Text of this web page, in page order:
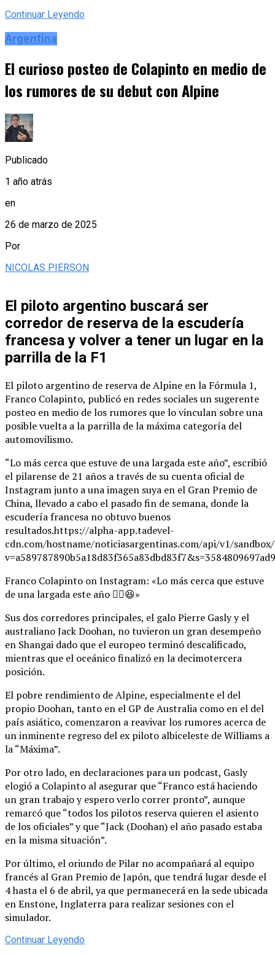
Continuar Leyendo
Argentina
El curioso posteo de Colapinto en medio de
los rumores de su debut con Alpine
Publicado
1 año atrás
en
26 de marzo de 2025
Por
NICOLAS PIERSON
El piloto argentino buscará ser
corredor de reserva de la escudería
francesa y volver a tener un lugar en la
parrilla de la F1
El piloto argentino de reserva de Alpine en la Fórmula 1,
Franco Colapinto, publicó en redes sociales un sugerente
posteo en medio de los rumores que lo vinculan sobre una
posible vuelta a la parrilla de la máxima categoría del
automovilismo.
“Lo más cerca que estuve de una largada este año”, escribió
el pilarense de 21 años a través de su cuenta oficial de
Instagram junto a una imagen suya en el Gran Premio de
China, llevado a cabo el pasado fin de semana, donde la
escudería francesa no obtuvo buenos
resultados.https://alpha-app.tadevel-
cdn.com/hostname/noticiasargentinas.com/api/v1/sandbox/
Franco Colapinto on Instagram: «Lo más cerca que estuve
de una largada este año ✌🏼😆»
Sus dos corredores principales, el galo Pierre Gasly y el
australiano Jack Doohan, no tuvieron un gran desempeño
en Shangai dado que el europeo terminó descalificado,
mientras que el oceánico finalizó en la decimotercera
posición.
El pobre rendimiento de Alpine, especialmente el del
propio Doohan, tanto en el GP de Australia como en el del
país asiático, comenzaron a reavivar los rumores acerca de
un inminente regreso del ex piloto albiceleste de Williams a
la “Máxima”.
Por otro lado, en declaraciones para un podcast, Gasly
elogió a Colapinto al asegurar que “Franco está haciendo
un gran trabajo y espero verlo correr pronto”, aunque
remarcó que “todos los pilotos reserva quieren el asiento
de los oficiales” y que “Jack (Doohan) el año pasado estaba
en la misma situación”.
Por último, el oriundo de Pilar no acompañará al equipo
francés al Gran Premio de Japón, que tendrá lugar desde el
4 hasta el 6 de abril, ya que permanecerá en la sede ubicada
en Enstone, Inglaterra para realizar sesiones con el
simulador.
Continuar Leyendo